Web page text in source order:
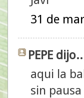
31 de
PEPE
aqui la
sin